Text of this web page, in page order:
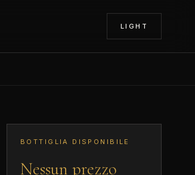
LIGHT
BOTTIGLIA DISPONIBILE
Nessun prezzo